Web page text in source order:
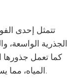
تتمثل إحدى
الجذرية الواسعة،
كما تعمل جذورها
المياه، مما يساهم في صحة النظام البيئي بشكل عام.